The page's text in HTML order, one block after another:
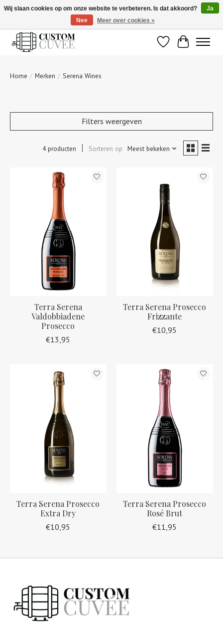
De beste wijnen gepersonaliseerd voor u!
Verlanglijst
Home / Merken / Serena Wines
Filters weergeven
4 producten Sorteren op Meest bekeken
Terra Serena
Valdobbiadene
Prosecco
€13,95
Terra Serena Prosecco
Frizzante
€10,95
Terra Serena Prosecco
Extra Dry
€10,95
Terra Serena Prosecco
Rosé Brut
€11,95
Wij slaan cookies op om onze website te verbeteren. Is dat akkoord?
Ja
Nee
Meer over cookies »